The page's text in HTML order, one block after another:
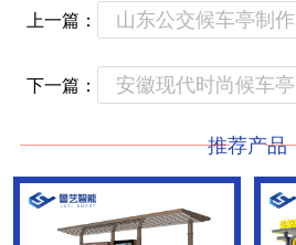
上一篇： 山东公交候车亭制作
下一篇： 安徽现代时尚候车亭
推荐产品